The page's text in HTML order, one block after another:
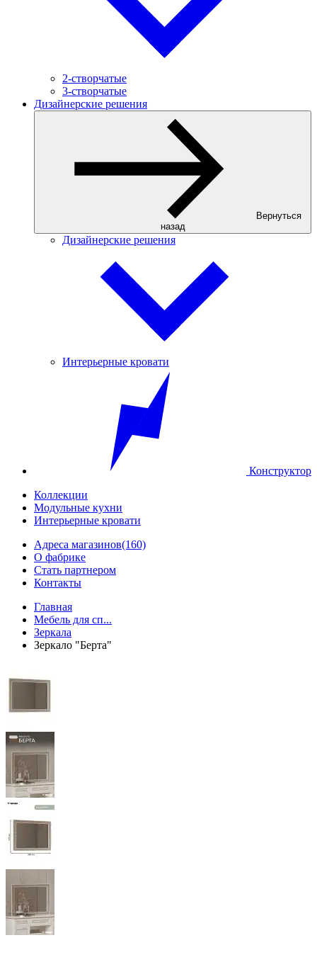
2-створчатые
3-створчатые
Дизайнерские решения
Вернуться
назад
Дизайнерские решения
Интерьерные кровати
Конструктор
Коллекции
Модульные кухни
Интерьерные кровати
Адреса магазинов(160)
О фабрике
Стать партнером
Контакты
Главная
Мебель для сп...
Зеркала
Зеркало "Берта"